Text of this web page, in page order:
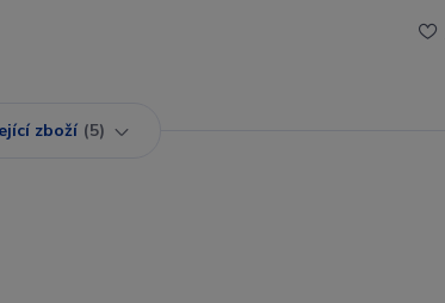
zboží 5